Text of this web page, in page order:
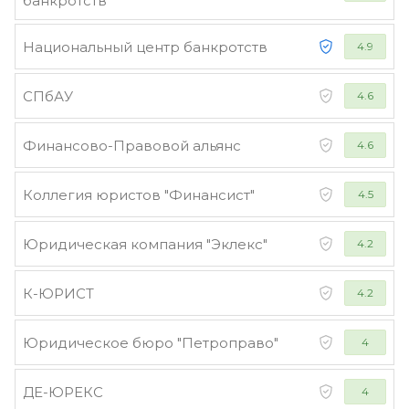
Национальный центр банкротств 4.9
СПбАУ 4.6
Финансово-Правовой альянс 4.6
Коллегия юристов "Финансист" 4.5
Юридическая компания "Эклекс" 4.2
К-ЮРИСТ 4.2
Юридическое бюро "Петроправо" 4
ДЕ-ЮРЕКС 4